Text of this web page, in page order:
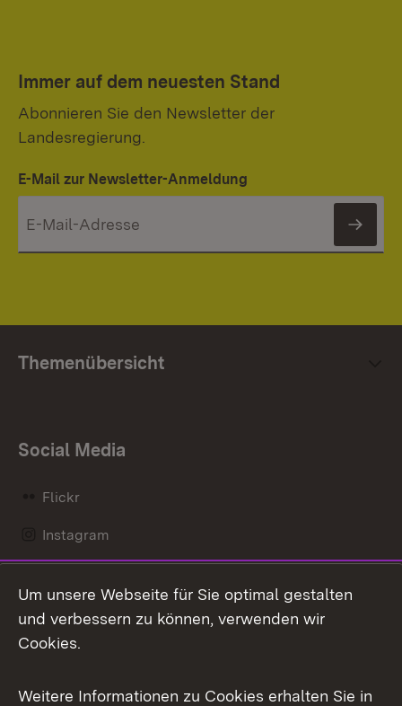
Immer auf dem neuesten Stand
Abonnieren Sie den Newsletter der
Landesregierung.
E-Mail zur Newsletter-Anmeldung
Themenübersicht
Social Media
Flickr
Instagram
Mastodon
Messenger
Social Wall
Um unsere Webseite für Sie optimal gestalten
und verbessern zu können, verwenden wir
Cookies.
Weitere Informationen zu Cookies erhalten Sie in